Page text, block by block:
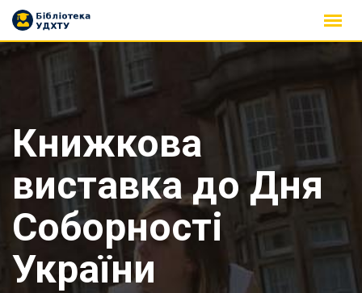
Skip
content
Книжкова
виставка до Дня
Соборності
України